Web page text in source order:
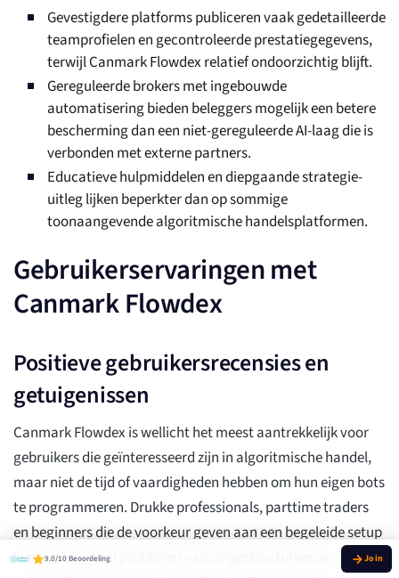
Gevestigdere platforms publiceren vaak gedetailleerde
teamprofielen en gecontroleerde prestatiegegevens,
terwijl Canmark Flowdex relatief ondoorzichtig blijft.
Gereguleerde brokers met ingebouwde
automatisering bieden beleggers mogelijk een betere
bescherming dan een niet-gereguleerde AI-laag die is
verbonden met externe partners.
Educatieve hulpmiddelen en diepgaande strategie-
uitleg lijken beperkter dan op sommige
toonaangevende algoritmische handelsplatformen.
Gebruikerservaringen met
Canmark Flowdex
Positieve gebruikersrecensies en
getuigenissen
Canmark Flowdex is wellicht het meest aantrekkelijk voor
gebruikers die geïnteresseerd zijn in algoritmische handel,
maar niet de tijd of vaardigheden hebben om hun eigen bots
te programmeren. Drukke professionals, parttime traders
en beginners die de voorkeur geven aan een begeleide setup
kunnen allemaal profiteren van de gestructureerde
9.0/10 Beoordeling